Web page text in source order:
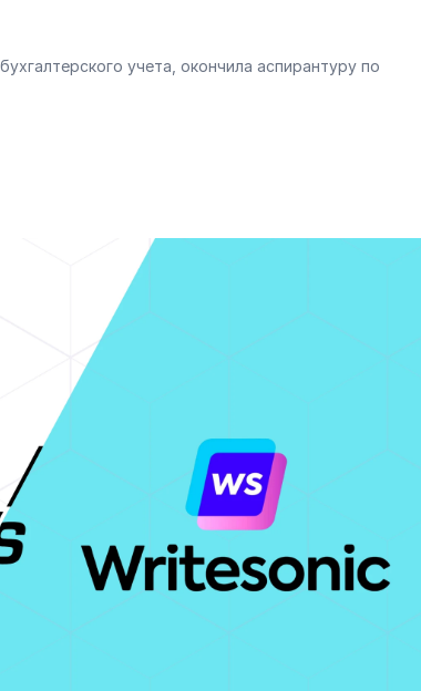
учета, окончила аспирантуру по